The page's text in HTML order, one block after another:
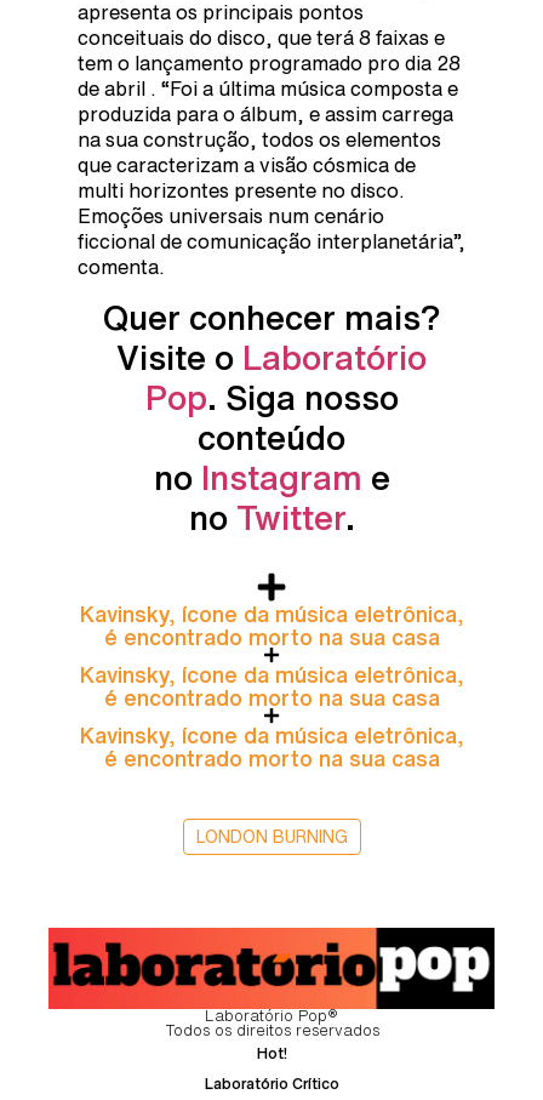
apresenta os principais pontos
conceituais do disco, que terá 8 faixas e
tem o lançamento programado pro dia 28
de abril . “Foi a última música composta e
produzida para o álbum, e assim carrega
na sua construção, todos os elementos
que caracterizam a visão cósmica de
multi horizontes presente no disco.
Emoções universais num cenário
ficcional de comunicação interplanetária”,
comenta.
Quer conhecer mais?
Visite o Laboratório
Pop. Siga nosso
conteúdo
no Instagram e
no Twitter.
Kavinsky, ícone da música eletrônica,
é encontrado morto na sua casa
Kavinsky, ícone da música eletrônica,
é encontrado morto na sua casa
Kavinsky, ícone da música eletrônica,
é encontrado morto na sua casa
LONDON BURNING
Laboratório Pop®
Todos os direitos reservados
Hot!
Laboratório Crítico